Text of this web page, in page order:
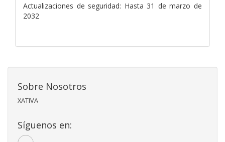
Actualizaciones de seguridad: Hasta 31 de marzo de
2032
Sobre Nosotros
XATIVA
Síguenos en: